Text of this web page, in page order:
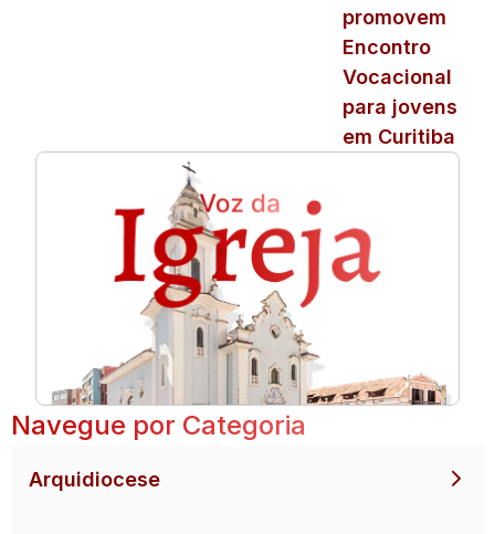
promovem
Encontro
Vocacional
para jovens
em Curitiba
Navegue por Categoria
Arquidiocese